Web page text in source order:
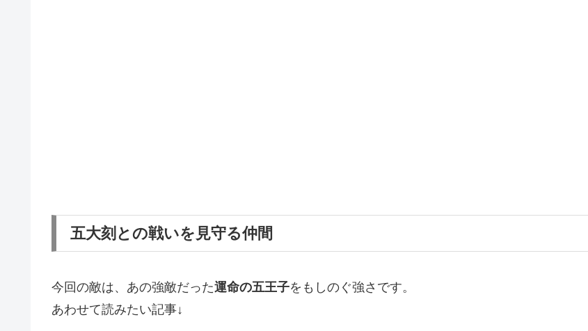
五大刻との戦いを見守る仲間
今回の敵は、あの強敵だった運命の五王子をもしのぐ強さです。
あわせて読みたい記事↓